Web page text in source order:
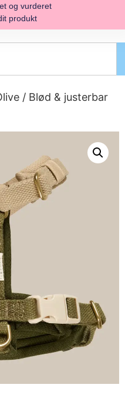
og vurderet
produkt
/ Blød & justerbar